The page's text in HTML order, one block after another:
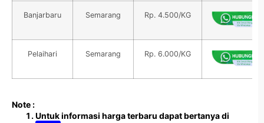
Banjarbaru Semarang Rp. 4.500/KG
Pelaihari Semarang Rp. 6.000/KG
Note :
Untuk informasi harga terbaru dapat bertanya di